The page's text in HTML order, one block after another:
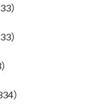
）
）
）